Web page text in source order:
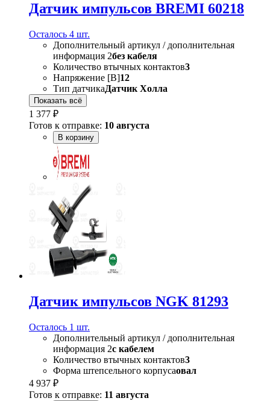
Датчик импульсов BREMI 60218
Осталось 4 шт.
Дополнительный артикул / дополнительная
информация 2без кабеля
Количество втычных контактов3
Напряжение [В]12
Тип датчикаДатчик Холла
Показать всё
1 377 ₽
Готов к отправке: 10 августа
В корзину
Датчик импульсов NGK 81293
Осталось 1 шт.
Дополнительный артикул / дополнительная
информация 2с кабелем
Количество втычных контактов3
Форма штепсельного корпусаовал
4 937 ₽
Готов к отправке: 11 августа